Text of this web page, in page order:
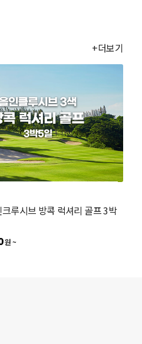
+더보기
루시브 방콕 럭셔리 골프 3박
원 ~